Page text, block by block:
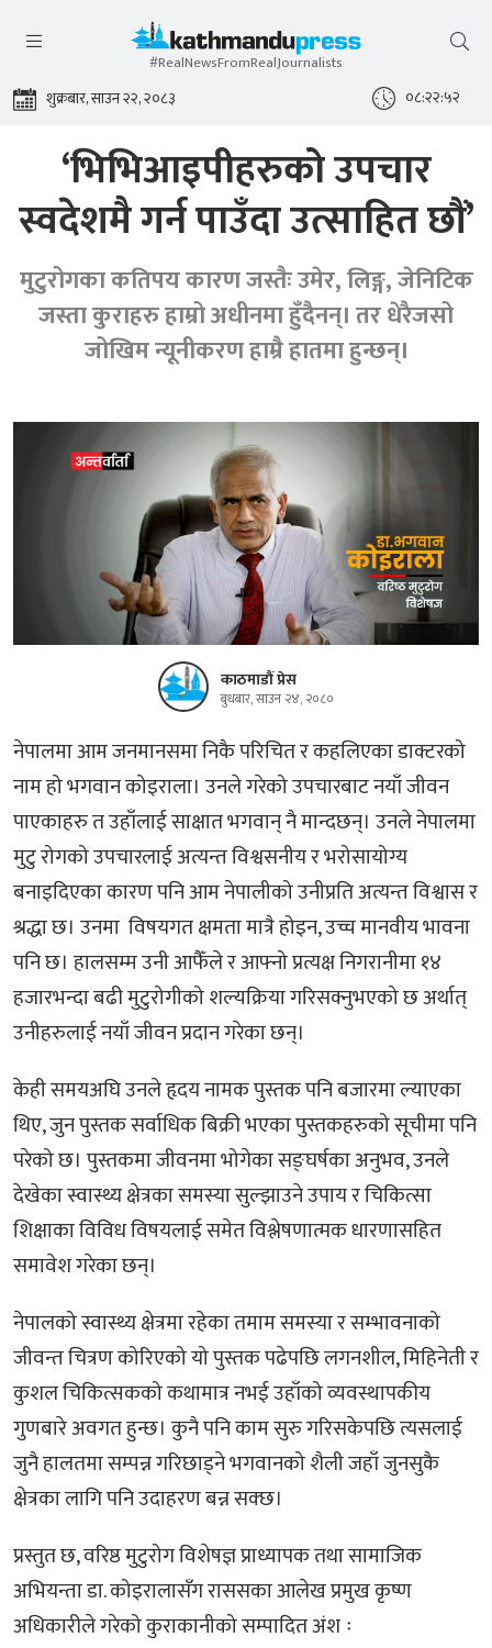
#RealNewsFromRealJournalists
शुक्रबार, साउन २२, २०८३ ०८:२२:५३
‘भिभिआइपीहरुको उपचार
स्वदेशमै गर्न पाउँदा उत्साहित छौं’
मुटुरोगका कतिपय कारण जस्तैः उमेर, लिङ्ग, जेनिटिक
जस्ता कुराहरु हाम्रो अधीनमा हुँदैनन्। तर धेरैजसो
जोखिम न्यूनीकरण हाम्रै हातमा हुन्छन्।
काठमाडौं प्रेस
बुधबार, साउन २४, २०८०
नेपालमा आम जनमानसमा निकै परिचित र कहलिएका डाक्टरको
नाम हो भगवान कोइराला। उनले गरेको उपचारबाट नयाँ जीवन
पाएकाहरु त उहाँलाई साक्षात भगवान् नै मान्दछन्। उनले नेपालमा
मुटु रोगको उपचारलाई अत्यन्त विश्वसनीय र भरोसायोग्य
बनाइदिएका कारण पनि आम नेपालीको उनीप्रति अत्यन्त विश्वास र
श्रद्धा छ। उनमा विषयगत क्षमता मात्रै होइन, उच्च मानवीय भावना
पनि छ। हालसम्म उनी आफैँले र आफ्नो प्रत्यक्ष निगरानीमा १४
हजारभन्दा बढी मुटुरोगीको शल्यक्रिया गरिसक्नुभएको छ अर्थात्
उनीहरुलाई नयाँ जीवन प्रदान गरेका छन्।
केही समयअघि उनले हृदय नामक पुस्तक पनि बजारमा ल्याएका
थिए, जुन पुस्तक सर्वाधिक बिक्री भएका पुस्तकहरुको सूचीमा पनि
परेको छ। पुस्तकमा जीवनमा भोगेका सङ्घर्षका अनुभव, उनले
देखेका स्वास्थ्य क्षेत्रका समस्या सुल्झाउने उपाय र चिकित्सा
शिक्षाका विविध विषयलाई समेत विश्लेषणात्मक धारणासहित
समावेश गरेका छन्।
नेपालको स्वास्थ्य क्षेत्रमा रहेका तमाम समस्या र सम्भावनाको
जीवन्त चित्रण कोरिएको यो पुस्तक पढेपछि लगनशील, मिहिनेती र
कुशल चिकित्सकको कथामात्र नभई उहाँको व्यवस्थापकीय
गुणबारे अवगत हुन्छ। कुनै पनि काम सुरु गरिसकेपछि त्यसलाई
जुनै हालतमा सम्पन्न गरिछाड्ने भगवानको शैली जहाँ जुनसुकै
क्षेत्रका लागि पनि उदाहरण बन्न सक्छ।
प्रस्तुत छ, वरिष्ठ मुटुरोग विशेषज्ञ प्राध्यापक तथा सामाजिक
अभियन्ता डा. कोइरालासँग राससका आलेख प्रमुख कृष्ण
अधिकारीले गरेको कुराकानीको सम्पादित अंश ः